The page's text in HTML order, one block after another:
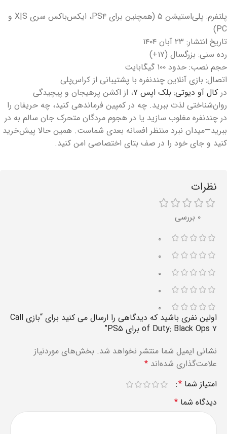
پلتفرم: پلی‌استیشن ۵ (همچنین برای PS۴، ایکس‌باکس سری X|S و
PC)
تاریخ انتشار: ۲۳ آبان ۱۴۰۴
رده سنی: بزرگسال (۱۷+)
حجم نصب: حدود ۱۰۰ گیگابایت
اتصال: بازی آنلاین چندنفره با پشتیبانی از کراس‌پلی
در کال آو دیوتی: بلک اپس ۷ ، از اکشن پرهیجان و پیچیدگی
روان‌شناختی لذت ببرید. چه در کمپین فرماندهی کنید، چه حریفان را
در چندنفره مغلوب سازید یا در هجوم مردگان متحرک جان سالم به در
ببرید—میدان نبرد منتظر افسانه بعدی شماست. همین حالا پیش‌خرید
کنید و جای خود را در صف بتای اختصاصی امن کنید.
نظرات
۰ بررسی
۰
۰
۰
۰
۰
اولین نفری باشید که دیدگاهی را ارسال می کنید برای “بازی Call
of Duty: Black Ops ۷ برای PS۵”
نشانی ایمیل شما منتشر نخواهد شد. بخش‌های موردنیاز
علامت‌گذاری شده‌اند *
امتیاز شما *
دیدگاه شما *